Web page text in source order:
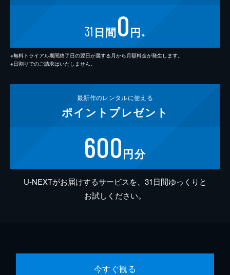
31 日間0円 ※
※無料トライアル期間終了日の翌日が属する月から月額料金が発生します。
※日割りでのご請求はいたしません。
最新作のレンタルに使える
ポイント プレゼント
600円分
U-NEXTがお届けするサービスを、31日間ゆっくりと
お試しください。
今すぐ観る